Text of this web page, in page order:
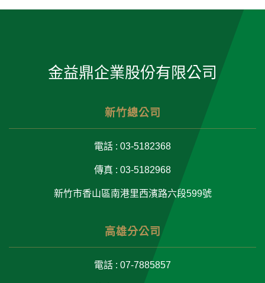
金益鼎企業股份有限公司
新竹總公司
電話 : 03-5182368
傳真 : 03-5182968
新竹市香山區南港里西濱路六段599號
高雄分公司
電話 : 07-7885857